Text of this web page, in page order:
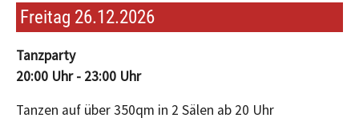
Freitag 26.12.2026
Tanzparty
20:00 Uhr - 23:00 Uhr
Tanzen auf über 350qm in 2 Sälen ab 20 Uhr